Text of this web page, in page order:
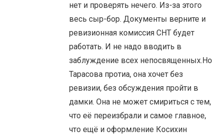
нет и проверять нечего. Из-за этого
весь сыр-бор. Документы верните и
ревизионная комиссия СНТ будет
работать. И не надо вводить в
заблуждение всех непосвященных.Но
Тарасова протиа, она хочет без
ревизии, без обсуждения пройти в
дамки. Она не может смириться с тем,
что её переизбрали и самое главное,
что ещё и оформление Косихин